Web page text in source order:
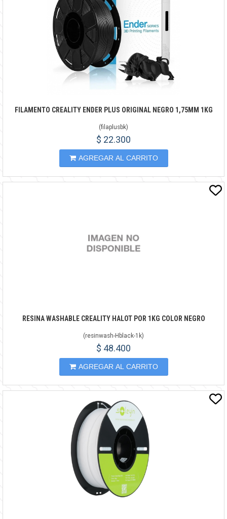
FILAMENTO CREALITY ENDER PLUS ORIGINAL NEGRO 1,75MM 1KG
(filaplusbk)
$ 22.300
AGREGAR AL CARRITO
RESINA WASHABLE CREALITY HALOT POR 1KG COLOR NEGRO
(resinwash-Hblack-1k)
$ 48.400
AGREGAR AL CARRITO